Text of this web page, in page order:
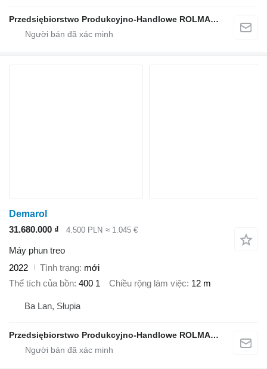
Przedsiębiorstwo Produkcyjno-Handlowe ROLMAPOL Marcin Dziekan
Demarol
31.680.000 ₫
4.500 PLN ≈ 1.045 €
Máy phun treo
2022
Tình trạng mới
Thể tích của bồn 400 1 Chiều rộng làm việc 12 m
Ba Lan, Słupia
Przedsiębiorstwo Produkcyjno-Handlowe ROLMAPOL Marcin Dziekan